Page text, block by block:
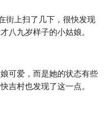
街上扫了几下，很快发现
八九岁样子的小姑娘。
可爱，而是她的状态有些
吉村也发现了这一点。